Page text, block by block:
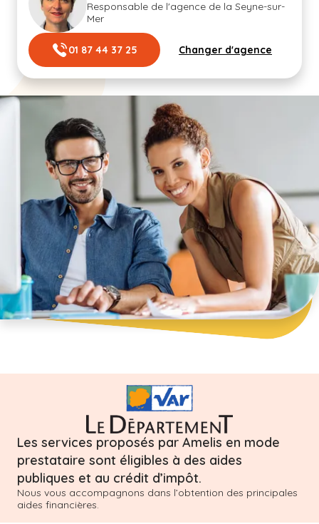
Responsable de l'agence de la Seyne-sur-
Mer
01 87 44 37 25 Changer d'agence
Les services proposés par Amelis en mode
prestataire sont éligibles à des aides
publiques et au crédit d’impôt.
Nous vous accompagnons dans l’obtention des principales
aides financières.